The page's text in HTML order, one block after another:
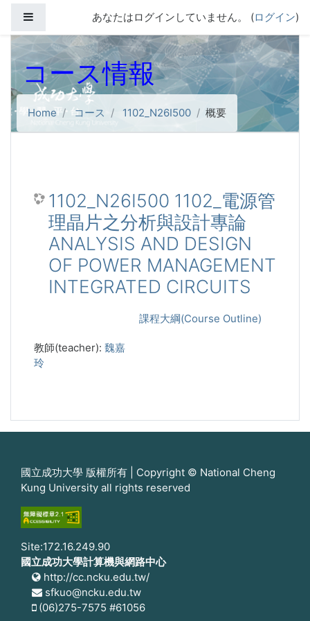
サイドパネルあなたはログインしていません。 (ログイン)
コース情報
Home コース 1102_N26I500 概要
1102_N26I500 1102_電源管
理晶片之分析與設計專論
ANALYSIS AND DESIGN
OF POWER MANAGEMENT
INTEGRATED CIRCUITS
課程大綱(Course Outline)
教師(teacher): 魏嘉
玲
國立成功大學 版權所有 | Copyright © National Cheng
Kung University all rights reserved
Site:172.16.249.90
國立成功大學計算機與網路中心
http://cc.ncku.edu.tw/
sfkuo@ncku.edu.tw
(06)275-7575 #61056